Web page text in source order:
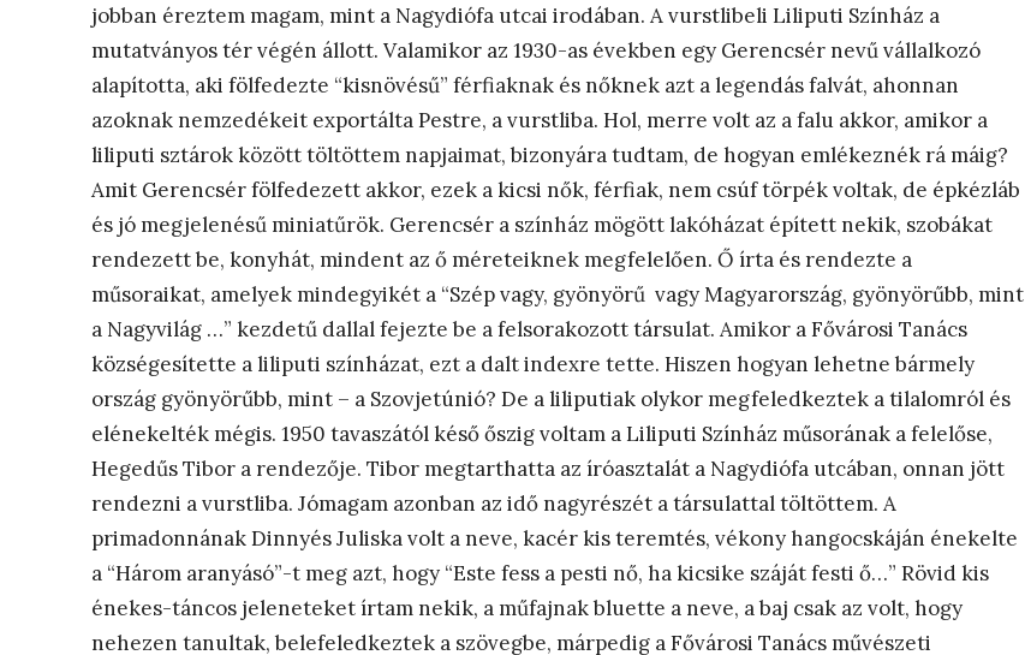
jobban éreztem magam, mint a Nagydiófa utcai irodában. A vurstlibeli Liliputi Színház a
mutatványos tér végén állott. Valamikor az 1930-as években egy Gerencsér nevű vállalkozó
alapította, aki fölfedezte “kisnövésű” férfiaknak és nőknek azt a legendás falvát, ahonnan
azoknak nemzedékeit exportálta Pestre, a vurstliba. Hol, merre volt az a falu akkor, amikor a
liliputi sztárok között töltöttem napjaimat, bizonyára tudtam, de hogyan emlékeznék rá máig?
Amit Gerencsér fölfedezett akkor, ezek a kicsi nők, férfiak, nem csúf törpék voltak, de épkézláb
és jó megjelenésű miniatűrök. Gerencsér a színház mögött lakóházat épített nekik, szobákat
rendezett be, konyhát, mindent az ő méreteiknek megfelelően. Ő írta és rendezte a
műsoraikat, amelyek mindegyikét a “Szép vagy, gyönyörű vagy Magyarország, gyönyörűbb, mint
a Nagyvilág …” kezdetű dallal fejezte be a felsorakozott társulat. Amikor a Fővárosi Tanács
községesítette a liliputi színházat, ezt a dalt indexre tette. Hiszen hogyan lehetne bármely
ország gyönyörűbb, mint – a Szovjetúnió? De a liliputiak olykor megfeledkeztek a tilalomról és
elénekelték mégis. 1950 tavaszától késő őszig voltam a Liliputi Színház műsorának a felelőse,
Hegedűs Tibor a rendezője. Tibor megtarthatta az íróasztalát a Nagydiófa utcában, onnan jött
rendezni a vurstliba. Jómagam azonban az idő nagyrészét a társulattal töltöttem. A
primadonnának Dinnyés Juliska volt a neve, kacér kis teremtés, vékony hangocskáján énekelte
a “Három aranyásó”-t meg azt, hogy “Este fess a pesti nő, ha kicsike száját festi ő…” Rövid kis
énekes-táncos jeleneteket írtam nekik, a műfajnak bluette a neve, a baj csak az volt, hogy
nehezen tanultak, belefeledkeztek a szövegbe, márpedig a Fővárosi Tanács művészeti